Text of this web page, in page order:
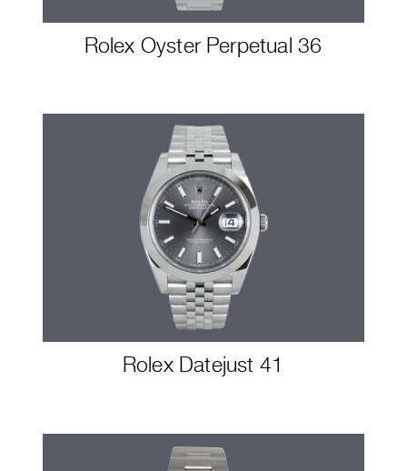
Rolex Oyster Perpetual 36
Rolex Datejust 41